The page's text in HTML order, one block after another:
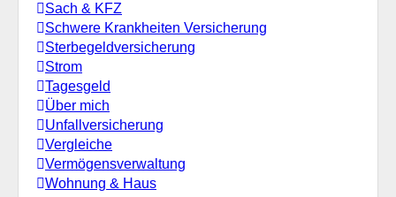
Sach & KFZ
Schwere Krankheiten Versicherung
Sterbegeldversicherung
Strom
Tagesgeld
Über mich
Unfallversicherung
Vergleiche
Vermögensverwaltung
Wohnung & Haus